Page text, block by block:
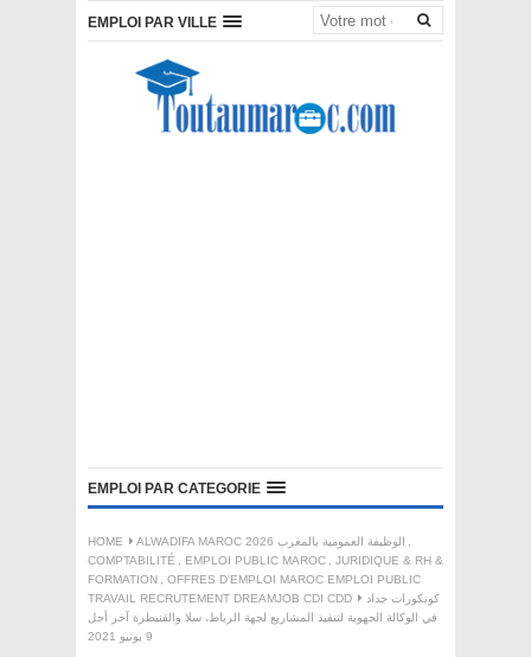
EMPLOI PAR VILLE
EMPLOI PAR CATEGORIE
HOME ALWADIFA MAROC 2026 الوظيفة العمومية بالمغرب
,
COMPTABILITÉ , EMPLOI PUBLIC MAROC , JURIDIQUE & RH &
FORMATION , OFFRES D'EMPLOI MAROC EMPLOI PUBLIC
TRAVAIL RECRUTEMENT DREAMJOB CDI CDD
كونكورات جداد
في الوكالة الجهوية لتنفيذ المشاريع لجهة الرباط، سلا والقنيطرة آخر أجل
9 يونيو 2021